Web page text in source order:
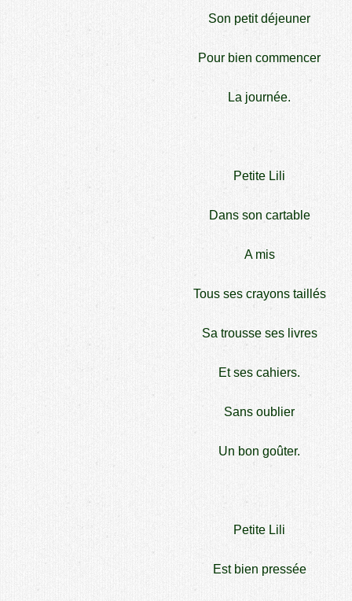
Son petit déjeuner
Pour bien commencer
La journée.
Petite Lili
Dans son cartable
A mis
Tous ses crayons taillés
Sa trousse ses livres
Et ses cahiers.
Sans oublier
Un bon goûter.
Petite Lili
Est bien pressée